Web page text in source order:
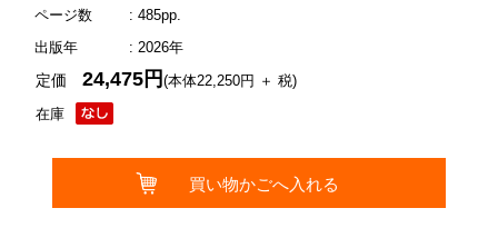
ページ数
: 485pp.
出版年
: 2026年
在庫
定価24,475円(本体22,250円 ＋ 税)